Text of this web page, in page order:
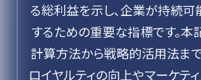
る総利益を示し、企業が持続
するための重要な指標です。本
計算方法から戦略的活用法ま
ロイヤルティの向上やマーケテ